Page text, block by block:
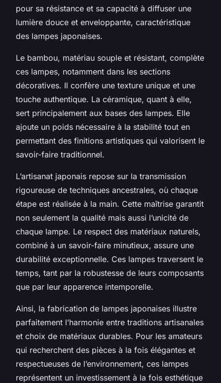
pour sa résistance et sa capacité à diffuser une
lumière douce et enveloppante, caractéristique
des lampes japonaises.
Le bambou, matériau souple et résistant, complète
ces lampes, notamment dans les sections
décoratives. Il confère une texture unique et une
touche authentique. La céramique, quant à elle,
sert principalement aux bases des lampes. Elle
ajoute un poids nécessaire à la stabilité tout en
permettant des finitions artistiques qui valorisent le
savoir-faire traditionnel.
L’artisanat japonais repose sur la transmission
rigoureuse de techniques ancestrales, où chaque
étape est réalisée à la main. Cette maîtrise garantit
non seulement la qualité mais aussi l’unicité de
chaque lampe. Le respect des matériaux naturels,
combiné à un savoir-faire minutieux, assure une
durabilité exceptionnelle. Ces lampes traversent le
temps, tant par la robustesse de leurs composants
que par leur apparence intemporelle.
Ainsi, la fabrication de lampes japonaises illustre
parfaitement l’harmonie entre traditions artisanales
et choix de matériaux durables. Pour les amateurs
qui recherchent des pièces à la fois élégantes et
respectueuses de l’environnement, ces lampes
représentent un investissement à la fois esthétique